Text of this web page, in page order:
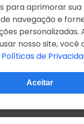
Todos os artistas
E F G H I
R S T U V
Z
0-9
de 2 milhões de
para aprimorar sua
navegação e
personalizadas.
nosso site, você
Políticas de
Aceitar